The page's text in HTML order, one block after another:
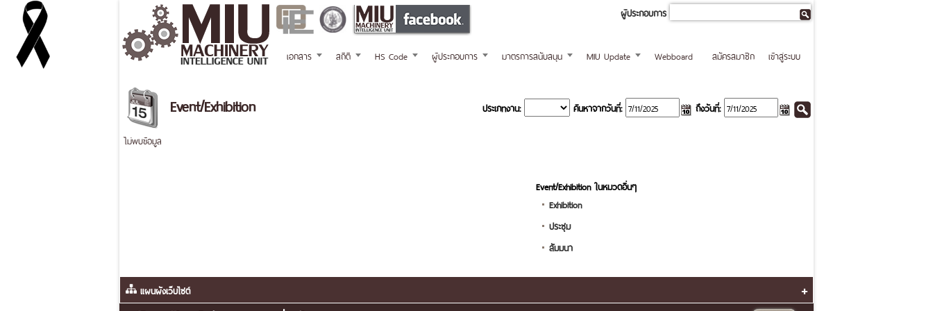
ผู้ประกอบการ
เอกสาร สถิติ HS Code ผู้ประกอบการ มาตรการสนับสนุน MIU Update Webboard เข้าสู่ระบบ
สมัครสมาชิก
Event/Exhibition ประเภทงาน: ค้นหาจากวันที่: ถึงวันที่:
ไม่พบข้อมูล
Event/Exhibition ในหมวดอื่นๆ
Exhibition
ประชุม
สัมมนา
+
แผนผังเว็บไซต์